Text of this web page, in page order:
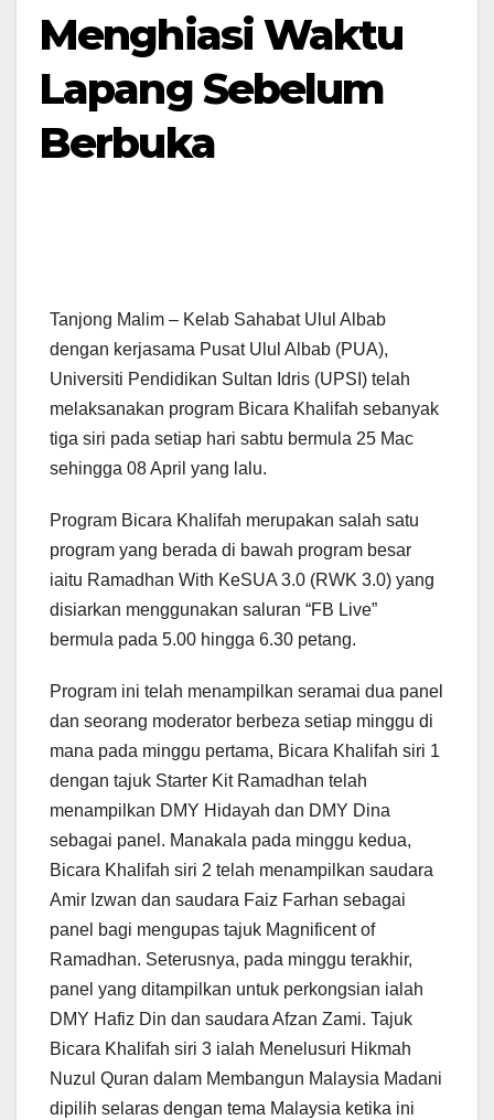
Menghiasi Waktu
Lapang Sebelum
Berbuka
Tanjong Malim – Kelab Sahabat Ulul Albab
dengan kerjasama Pusat Ulul Albab (PUA),
Universiti Pendidikan Sultan Idris (UPSI) telah
melaksanakan program Bicara Khalifah sebanyak
tiga siri pada setiap hari sabtu bermula 25 Mac
sehingga 08 April yang lalu.
Program Bicara Khalifah merupakan salah satu
program yang berada di bawah program besar
iaitu Ramadhan With KeSUA 3.0 (RWK 3.0) yang
disiarkan menggunakan saluran “FB Live”
bermula pada 5.00 hingga 6.30 petang.
Program ini telah menampilkan seramai dua panel
dan seorang moderator berbeza setiap minggu di
mana pada minggu pertama, Bicara Khalifah siri 1
dengan tajuk Starter Kit Ramadhan telah
menampilkan DMY Hidayah dan DMY Dina
sebagai panel. Manakala pada minggu kedua,
Bicara Khalifah siri 2 telah menampilkan saudara
Amir Izwan dan saudara Faiz Farhan sebagai
panel bagi mengupas tajuk Magnificent of
Ramadhan. Seterusnya, pada minggu terakhir,
panel yang ditampilkan untuk perkongsian ialah
DMY Hafiz Din dan saudara Afzan Zami. Tajuk
Bicara Khalifah siri 3 ialah Menelusuri Hikmah
Nuzul Quran dalam Membangun Malaysia Madani
dipilih selaras dengan tema Malaysia ketika ini